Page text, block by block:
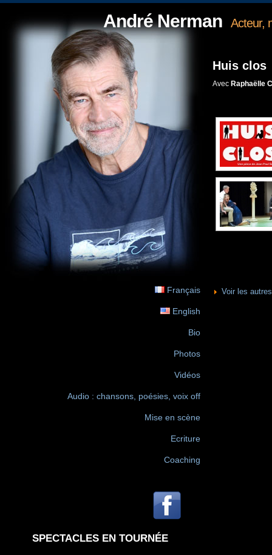
André Nerman Acteur,
Huis clos
Avec Raphaëlle
Voir les
Français
English
Bio
Photos
Vidéos
Audio : chansons, poésies, voix off
Mise en scène
Ecriture
Coaching
SPECTACLES EN TOURNÉE